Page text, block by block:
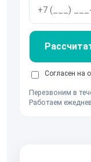
Согласен на
Перезвоним в
Работаем